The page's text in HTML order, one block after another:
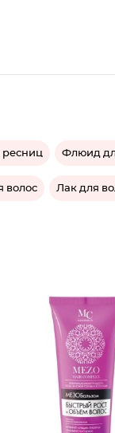
ресниц Флюид
волос Лак для